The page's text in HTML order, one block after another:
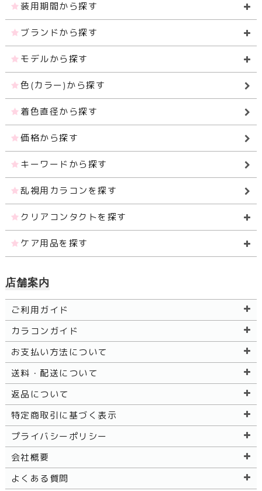
装用期間から探す
ブランドから探す
モデルから探す
色(カラー)から探す
着色直径から探す
価格から探す
キーワードから探す
乱視用カラコンを探す
クリアコンタクトを探す
ケア用品を探す
店舗案内
ご利用ガイド
カラコンガイド
お支払い方法について
送料・配送について
返品について
特定商取引に基づく表示
プライバシーポリシー
会社概要
よくある質問